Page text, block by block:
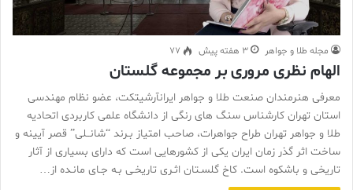
مجله طلا و جواهر 3 هفته پیش 77
الهام نظری مروری بر مجموعه گلستان
معرفی هنرمندان صنعت طلا و جواهر ایرانآرشیتکت، عضو نظام مهندسی
استان تهران کارشناس سنگ های رنگی از دانشگاه علمی کاربردی اتحادیه
طلا و جواهر تهران طراح جواهرات، صاحب امتیاز بـرند “شانــلی” قصر آیینه و
ساخت اثر گذر زمان ایران یکی از کشورهایی است که دارای بسیاری از آثار
تاریخی و باشکوه است. کاخ گلسـتان اثـری تاریخـی بـه جـای مانـده از…